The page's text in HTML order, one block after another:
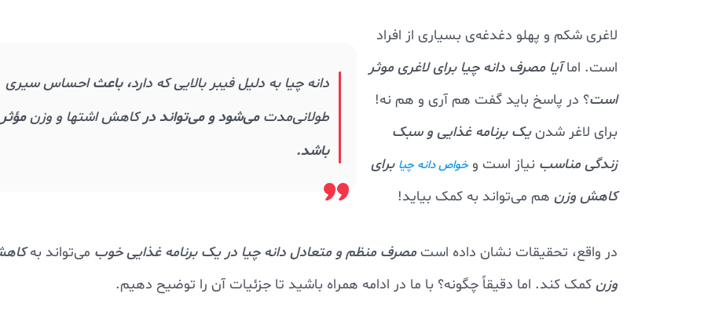
دانه چیا به دلیل فیبر بالایی که دارد، باعثاحساس سیری
طولانی‌مدت می‌شود و می‌تواند درکاهش اشتها و وزنمؤثر
باشد.
لاغری شکم و پهلو دغدغه‌ی بسیاری از افراد
است. اماآیا مصرف دانه چیا برای لاغری موثر
است؟ در پاسخ باید گفت هم آری و هم نه!
برای لاغر شدنیک برنامه غذایی و سبک
زندگی مناسب نیاز است و خواص دانه چیا برای
کاهش وزن هم می‌تواند به کمک بیاید!
در واقع، تحقیقات نشان داده است مصرف منظم و متعادل دانه چیا در یک برنامه غذایی خوب می‌تواند به
وزن کمک کند. اما دقیقاً چگونه؟ با ما در ادامه همراه باشید تا جزئیات آن را توضیح دهیم.